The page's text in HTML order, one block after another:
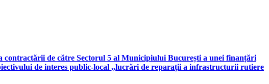
de către Sectorul 5 al Municipiului București a unei finanțări
de interes public-local ,,lucrări de reparații a infrastructurii rutiere